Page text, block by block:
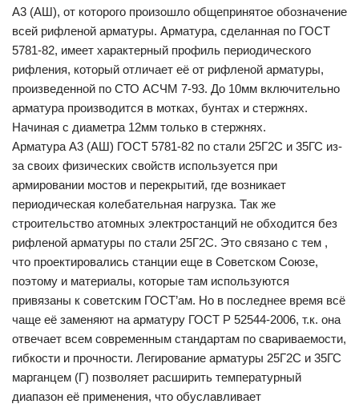
А3 (АШ), от которого произошло общепринятое обозначение
всей рифленой арматуры. Арматура, сделанная по ГОСТ
5781-82, имеет характерный профиль периодического
рифления, который отличает её от рифленой арматуры,
произведенной по СТО АСЧМ 7-93. До 10мм включительно
арматура производится в мотках, бунтах и стержнях.
Начиная с диаметра 12мм только в стержнях.
Арматура А3 (АШ) ГОСТ 5781-82 по стали 25Г2С и 35ГС из-
за своих физических свойств используется при
армировании мостов и перекрытий, где возникает
периодическая колебательная нагрузка. Так же
строительство атомных электростанций не обходится без
рифленой арматуры по стали 25Г2С. Это связано с тем ,
что проектировались станции еще в Советском Союзе,
поэтому и материалы, которые там используются
привязаны к советским ГОСТ’ам. Но в последнее время всё
чаще её заменяют на арматуру ГОСТ Р 52544-2006, т.к. она
отвечает всем современным стандартам по свариваемости,
гибкости и прочности. Легирование арматуры 25Г2С и 35ГС
марганцем (Г) позволяет расширить температурный
диапазон её применения, что обуславливает